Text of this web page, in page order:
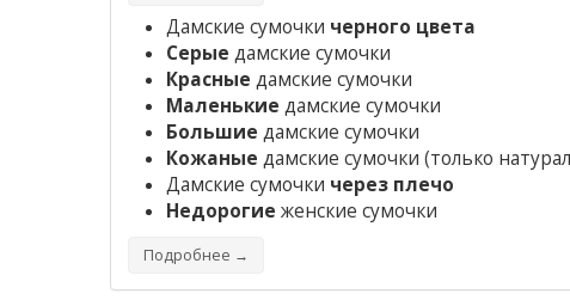
Дамские сумочки черного цвета
Серые дамские сумочки
Красные дамские сумочки
Маленькие дамские сумочки
Большие дамские сумочки
Кожаные дамские сумочки (только
Дамские сумочки через плечо
Недорогие женские сумочки
Подробнее →